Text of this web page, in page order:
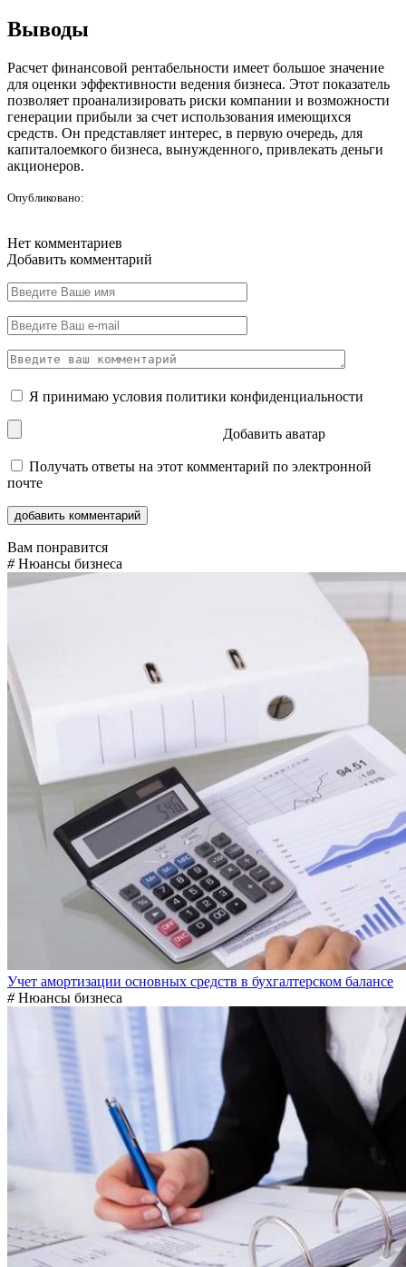
Выводы
Расчет финансовой рентабельности имеет большое значение
для оценки эффективности ведения бизнеса. Этот показатель
позволяет проанализировать риски компании и возможности
генерации прибыли за счет использования имеющихся
средств. Он представляет интерес, в первую очередь, для
капиталоемкого бизнеса, вынужденного, привлекать деньги
акционеров.
Опубликовано:
Нет комментариев
Добавить комментарий
Я принимаю условия политики конфиденциальности
Добавить аватар
Получать ответы на этот комментарий по электронной
почте
Вам понравится
# Нюансы бизнеса
Учет амортизации основных средств в бухгалтерском балансе
# Нюансы бизнеса